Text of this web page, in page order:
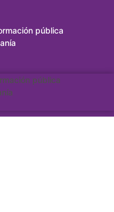
pública
pública